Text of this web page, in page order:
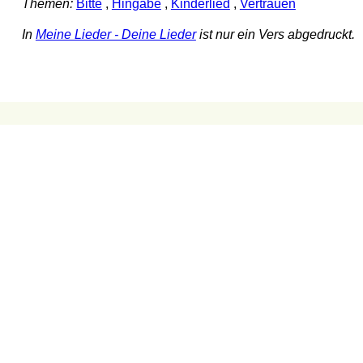
Themen: Bitte, Hingabe, Kinderlied , Vertrauen
In Meine Lieder - Deine Liederist nur ein Vers abgedruckt.